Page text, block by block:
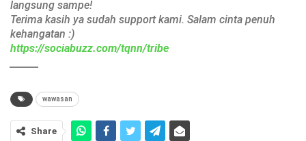
langsung sampe!
Terima kasih ya sudah support kami. Salam cinta penuh
kehangatan :)
https://sociabuzz.com/tqnn/tribe
wawasan
Share